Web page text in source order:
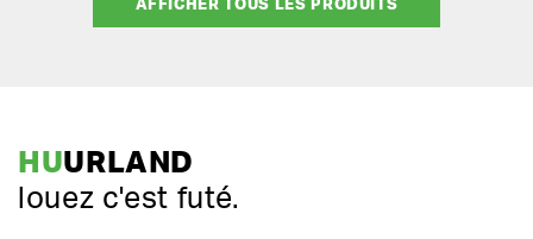
AFFICHER TOUS LES PRODUITS
HUURLAND
louez c'est futé.